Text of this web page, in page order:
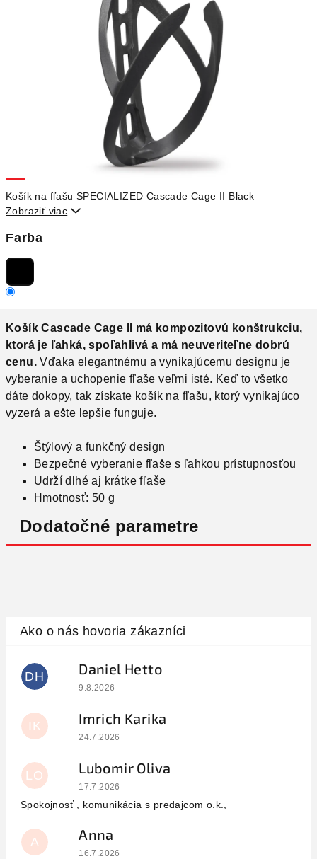
Košík na fľašu SPECIALIZED Cascade Cage II Black
Zobraziť viac 
Farba
Košík Cascade Cage II
má kompozitovú konštrukciu,
ktorá je ľahká, spoľahlivá a má neuveriteľne dobrú
cenu. Vďaka elegantnému a vynikajúcemu designu je
vyberanie a uchopenie fľaše veľmi isté. Keď to všetko
dáte dokopy, tak získate košík na fľašu, ktorý vynikajúco
vyzerá a ešte lepšie funguje.
Štýlový a funkčný design
Bezpečné vyberanie fľaše s ľahkou prístupnosťou
Udrží dlhé aj krátke fľaše
Hmotnosť: 50 g
Dodatočné parametre
DH Daniel Hetto
Hodnotenie obchodu je 5 z 5 hviezdičiek.
9.8.2026
IK Imrich Karika
Hodnotenie obchodu je 5 z 5 hviezdičiek.
24.7.2026
LO Lubomir Oliva
Hodnotenie obchodu je 5 z 5 hviezdičiek.
17.7.2026
Spokojnosť , komunikácia s predajcom o.k.,
A Anna
Hodnotenie obchodu je 5 z 5 hviezdičiek.
16.7.2026